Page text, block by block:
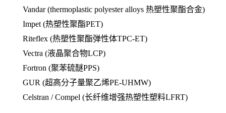
Vandar (thermoplastic polyester alloys 热塑性聚酯合金)
Impet (热塑性聚酯PET)
Riteflex (热塑性聚酯弹性体TPC-ET)
Vectra (液晶聚合物LCP)
Fortron (聚苯硫醚PPS)
GUR (超高分子量聚乙烯PE-UHMW)
Celstran / Compel (长纤维增强热塑性塑料LFRT)